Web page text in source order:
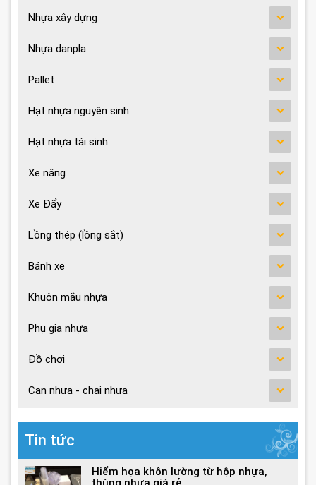
Nhựa xây dựng
Nhựa danpla
Pallet
Hạt nhựa nguyên sinh
Hạt nhựa tái sinh
Xe nâng
Xe Đẩy
Lồng thép (lồng sắt)
Bánh xe
Khuôn mắu nhựa
Phụ gia nhựa
Đồ chơi
Can nhựa - chai nhựa
Tin tức
Hiểm họa khôn lường từ hộp nhựa,